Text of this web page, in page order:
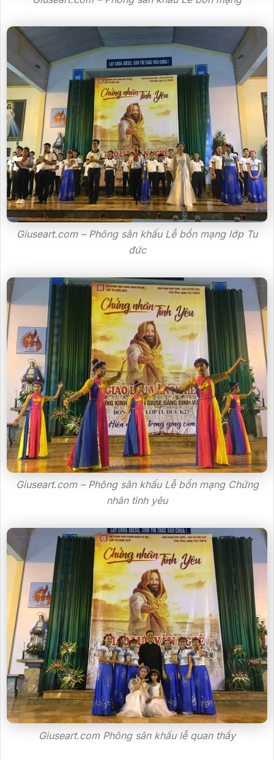
Giuseart.com – Phông sân khấu Lễ bổn mạng lớp Tu
đức
Giuseart.com – Phông sân khấu Lễ bổn mạng Chứng
nhân tình yêu
Giuseart.com Phông sân khấu lễ quan thầy